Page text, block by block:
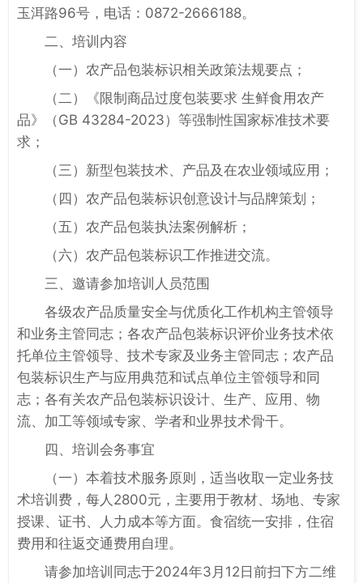
玉洱路96号，电话：0872-2666188。
二、培训内容
（一）农产品包装标识相关政策法规要点；
（二）《限制商品过度包装要求 生鲜食用农产
品》（GB 43284-2023）等强制性国家标准技术要
求；
（三）新型包装技术、产品及在农业领域应用；
（四）农产品包装标识创意设计与品牌策划；
（五）农产品包装执法案例解析；
（六）农产品包装标识工作推进交流。
三、邀请参加培训人员范围
各级农产品质量安全与优质化工作机构主管领导
和业务主管同志；各农产品包装标识评价业务技术依
托单位主管领导、技术专家及业务主管同志；农产品
包装标识生产与应用典范和试点单位主管领导和同
志；各有关农产品包装标识设计、生产、应用、物
流、加工等领域专家、学者和业界技术骨干。
四、培训会务事宜
（一）本着技术服务原则，适当收取一定业务技
术培训费，每人2800元，主要用于教材、场地、专家
授课、证书、人力成本等方面。食宿统一安排，住宿
费用和往返交通费用自理。
请参加培训同志于2024年3月12日前扫下方二维